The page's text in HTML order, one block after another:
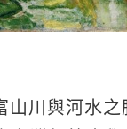
川與河水